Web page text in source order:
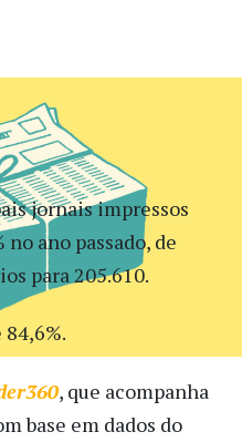
jornais impressos
ano passado, de
para 205.610.
84,6%.
, que acompanha
base em dados do